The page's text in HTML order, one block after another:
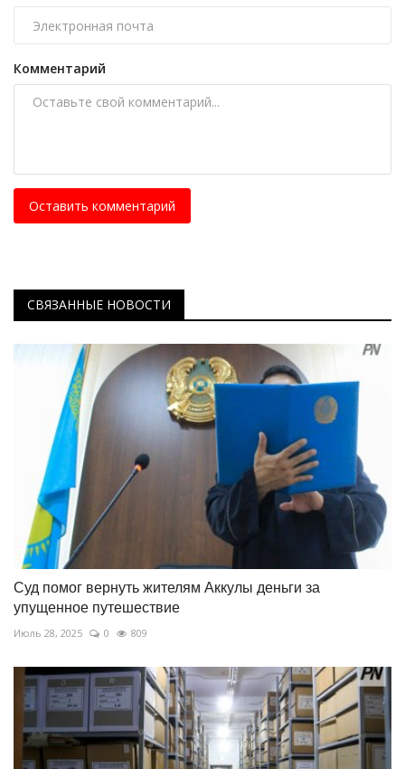
Комментарий
Оставить комментарий
СВЯЗАННЫЕ НОВОСТИ
Суд помог вернуть жителям Аккулы деньги за
упущенное путешествие
Июль 28, 2025 0 809